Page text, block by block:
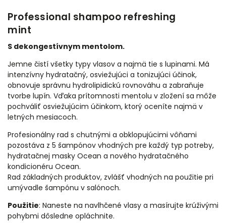
Professional shampoo refreshing
mint
S dekongestívnym mentolom.
Jemne čistí všetky typy vlasov a najmä tie s lupinami. Má
intenzívny hydratačný, osviežujúci a tonizujúci účinok,
obnovuje správnu hydrolipidickú rovnováhu a zabraňuje
tvorbe lupín. Vďaka prítomnosti mentolu v zložení sa môže
pochváliť osviežujúcim účinkom, ktorý oceníte najmä v
letných mesiacoch.
Profesionálny rad s chutnými a obklopujúcimi vôňami
pozostáva z 5 šampónov vhodných pre každý typ potreby,
hydratačnej masky Ocean a nového hydratačného
kondicionéru Ocean.
Rad základných produktov, zvlášť vhodných na použitie pri
umývadle šampónu v salónoch.
Použitie: Naneste na navlhčené vlasy a masírujte krúživými
pohybmi dôsledne opláchnite.